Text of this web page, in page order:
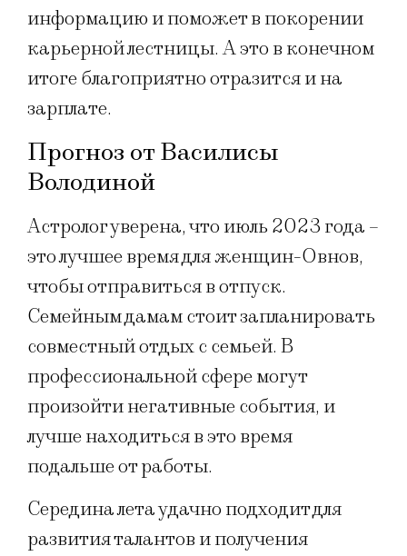
информацию и поможет в покорении
карьерной лестницы. А это в конечном
итоге благоприятно отразится и на
зарплате.
Прогноз от Василисы
Володиной
Астролог уверена, что июль 2023 года –
это лучшее время для женщин-Овнов,
чтобы отправиться в отпуск.
Семейным дамам стоит запланировать
совместный отдых с семьей. В
профессиональной сфере могут
произойти негативные события, и
лучше находиться в это время
подальше от работы.
Середина лета удачно подходит для
развития талантов и получения